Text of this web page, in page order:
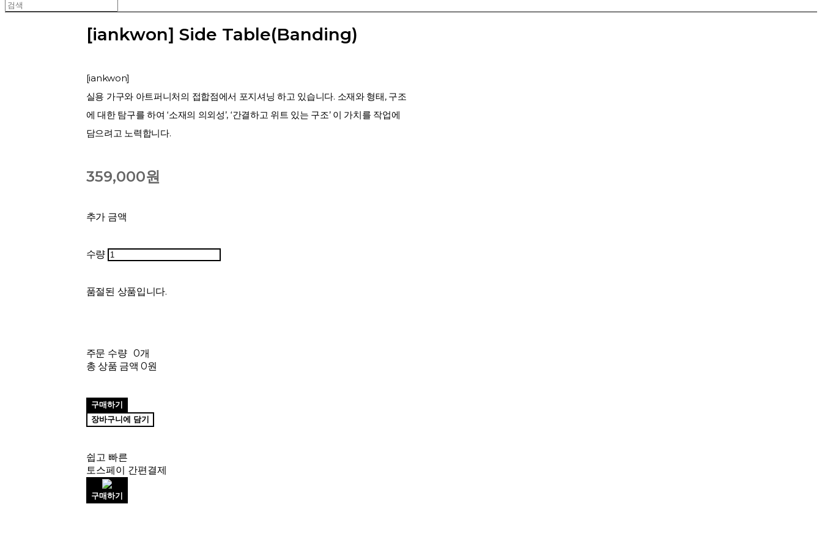
[iankwon] Side Table(Banding)
[iankwon]
실용 가구와 아트퍼니처의 접합점에서 포지셔닝 하고 있습니다. 소재와 형태, 구조
에 대한 탐구를 하여 ‘소재의 의외성’, ‘간결하고 위트 있는 구조’ 이 가치를 작업에
담으려고 노력합니다.
359,000원
추가 금액
수량
품절된 상품입니다.
주문 수량 0개
총 상품 금액 0원
구매하기
장바구니에 담기
쉽고 빠른
토스페이 간편결제
구매하기